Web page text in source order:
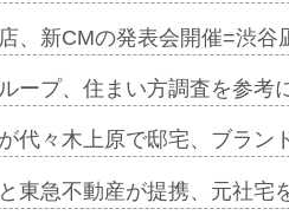
、新CMの発表会開催=渋
ープ、住まい方調査を参
代々木上原で邸宅、ブラ
東急不動産が提携、元社